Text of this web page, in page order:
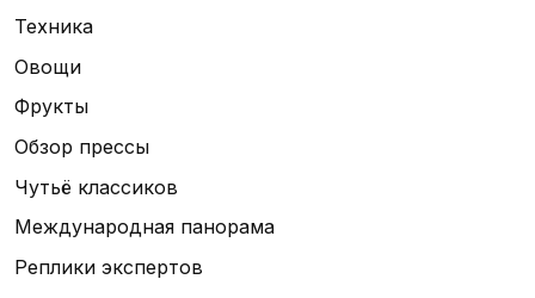
Техника
Овощи
Фрукты
Обзор прессы
Чутьё классиков
Международная панорама
Реплики экспертов